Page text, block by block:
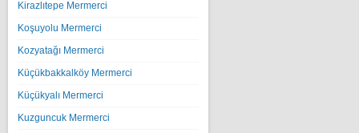
Kirazlıtepe Mermerci
Koşuyolu Mermerci
Kozyatağı Mermerci
Küçükbakkalköy Mermerci
Küçükyalı Mermerci
Kuzguncuk Mermerci